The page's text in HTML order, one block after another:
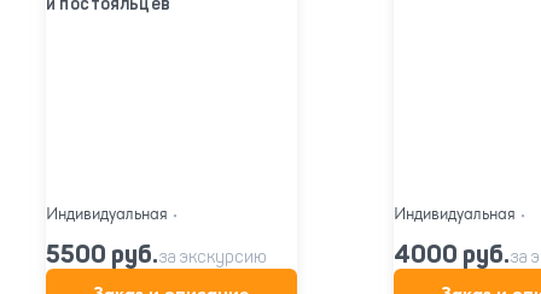
и постояльцев
Индивидуальная •
5500 руб.за экскурсию
Индивидуальная •
4000 руб.за